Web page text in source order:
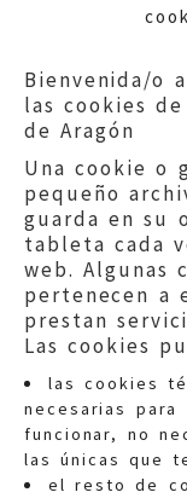
Bienvenida/o
las cookies
de Aragón
Una cookie o
pequeño
guarda en su
tableta cada
web. Algunas
pertenecen a
prestan
Las cookies
las cookies
necesarias para
funcionar, no
las únicas que
el resto de
Quejas: